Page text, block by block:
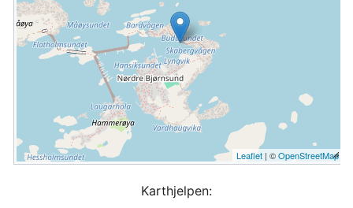
Leaflet | ©OpenStreetMap
Karthjelpen: